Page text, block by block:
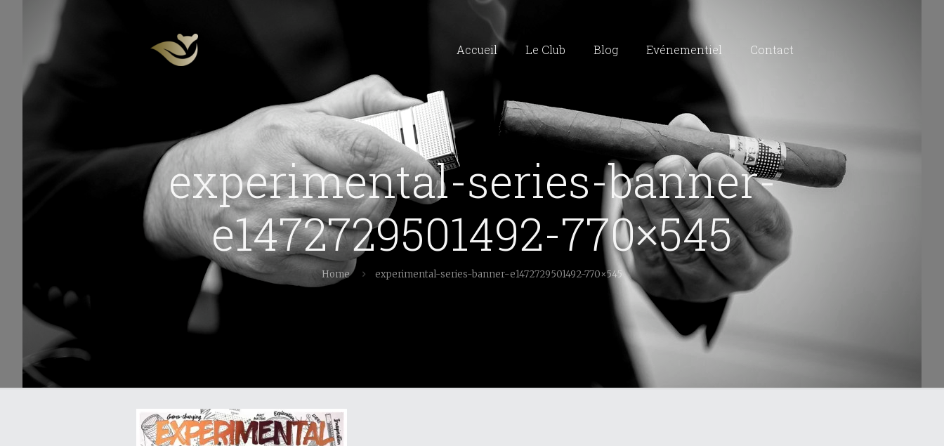
Accueil Le Club Blog Evénementiel Contact
experimental-series-banner-
e1472729501492-770×545
Home experimental-series-banner-e1472729501492-770×545